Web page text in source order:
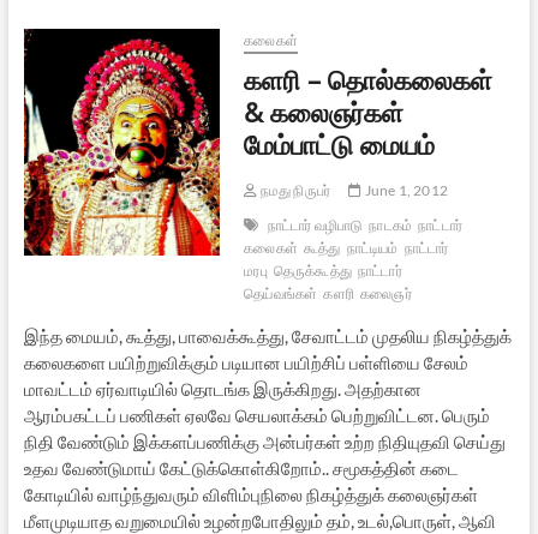
கலைகள்
களரி – தொல்கலைகள்
& கலைஞர்கள்
மேம்பாட்டு மையம்
நமது நிருபர்
June 1, 2012
நாட்டார் வழிபாடு நாடகம் நாட்டார்
கலைகள் கூத்து நாட்டியம் நாட்டார்
மரபு தெருக்கூத்து நாட்டார்
தெய்வங்கள் களரி கலைஞர்
இந்த மையம், கூத்து, பாவைக்கூத்து, சேவாட்டம் முதலிய நிகழ்த்துக்
கலைகளை பயிற்றுவிக்கும் படியான பயிற்சிப் பள்ளியை சேலம்
மாவட்டம் ஏர்வாடியில் தொடங்க இருக்கிறது. அதற்கான
ஆரம்பகட்டப் பணிகள் ஏலவே செயலாக்கம் பெற்றுவிட்டன. பெரும்
நிதி வேண்டும் இக்களப்பணிக்கு அன்பர்கள் உற்ற நிதியுதவி செய்து
உதவ வேண்டுமாய் கேட்டுக்கொள்கிறோம்.. சமூகத்தின் கடை
கோடியில் வாழ்ந்துவரும் விளிம்புநிலை நிகழ்த்துக் கலைஞர்கள்
மீளமுடியாத வறுமையில் உழன்றபோதிலும் தம், உடல்,பொருள், ஆவி